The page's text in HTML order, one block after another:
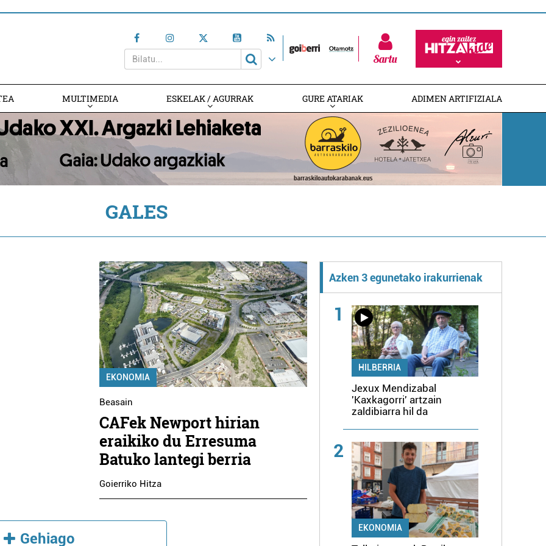
Sartu
MULTIMEDIA ESKELAK / AGURRAK GURE ATARIAK ADIMEN ARTIFIZIALA
GALES
EKONOMIA
Beasain
CAFek Newport hirian
eraikiko du Erresuma
Batuko lantegi berria
Goierriko Hitza
Gehiago
Azken 3 egunetako irakurrienak
1
HILBERRIA
Jexux Mendizabal
'Kaxkagorri' artzain
zaldibiarra hil da
2
EKONOMIA